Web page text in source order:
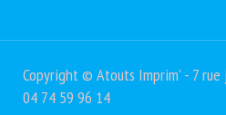
Copyright © Atouts Imprim' - 7 rue
04 74 59 96 14